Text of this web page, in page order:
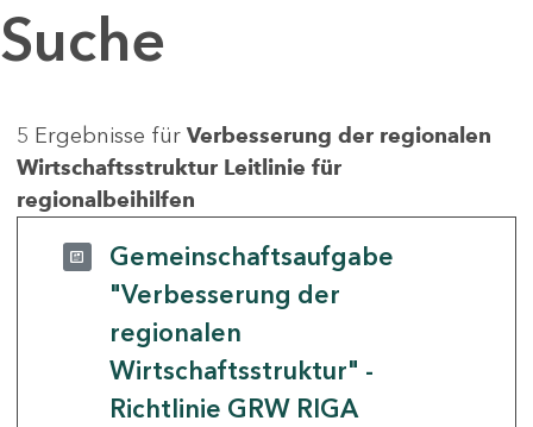
Suche
5 Ergebnisse für Verbesserung der regionalen
Wirtschaftsstruktur Leitlinie für
regionalbeihilfen
Gemeinschaftsaufgabe
"Verbesserung der
regionalen
Wirtschaftsstruktur" -
Richtlinie GRW RIGA